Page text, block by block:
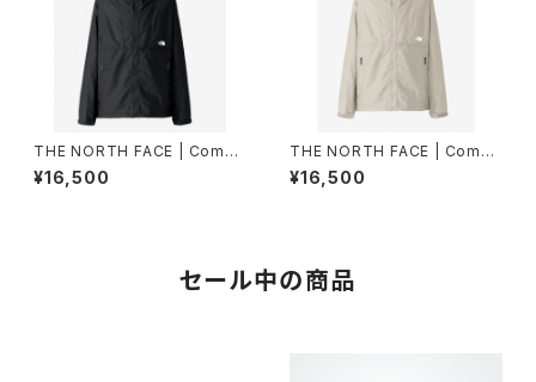
THE NORTH FACE | Compa
ct Jacket NP72530 | ブラッ
ク | Men
¥16,500
THE NORTH FACE | Compa
ct Jacket NP72530 | フォッ
シルアイボリー | Mサイズ | Me
¥16,500
セール中の商品